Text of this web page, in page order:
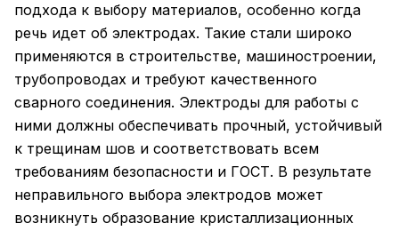
подхода к выбору материалов, особенно когда
речь идет об электродах. Такие стали широко
применяются в строительстве, машиностроении,
трубопроводах и требуют качественного
сварного соединения. Электроды для работы с
ними должны обеспечивать прочный, устойчивый
к трещинам шов и соответствовать всем
требованиям безопасности и ГОСТ. В результате
неправильного выбора электродов может
возникнуть образование кристаллизационных